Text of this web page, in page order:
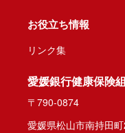
お役立ち情報
リンク集
愛媛銀行健康保険
〒790-0874
愛媛県松山市南持田